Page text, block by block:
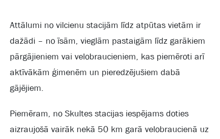
Attālumi no vilcienu stacijām līdz atpūtas vietām ir
dažādi – no īsām, vieglām pastaigām līdz garākiem
pārgājieniem vai velobraucieniem, kas piemēroti arī
aktīvākām ģimenēm un pieredzējušiem dabā
gājējiem.
Piemēram, no Skultes stacijas iespējams doties
aizraujošā vairāk nekā 50 km garā velobraucienā uz